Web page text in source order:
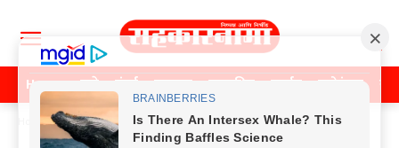
Home पुणे मुंबई महाराष्ट्र राजकीय क्राईम मनोरंजन
Home Previos News